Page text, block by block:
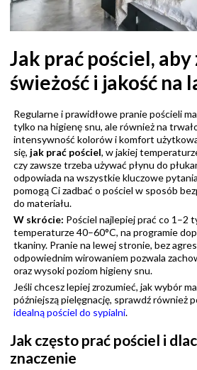
Jak prać pościel, aby
świeżość i jakość na
Regularne i prawidłowe pranie pościeli
tylko na higienę snu, ale również na
intensywność kolorów i komfort
się, jak prać pościel, w jakiej
czy zawsze trzeba używać płynu do
odpowiada na wszystkie kluczowe
pomogą Ci zadbać o pościel w sposób
do materiału.
W skrócie: Pościel najlepiej prać co 1–2
temperaturze 40–60°C, na programie
tkaniny. Pranie na lewej stronie, bez
odpowiednim wirowaniem pozwala
oraz wysoki poziom higieny snu.
Jeśli chcesz lepiej zrozumieć, jak wybór
późniejszą pielęgnację, sprawdź również
idealną pościel do sypialni.
Jak często prać pościel i
znaczenie